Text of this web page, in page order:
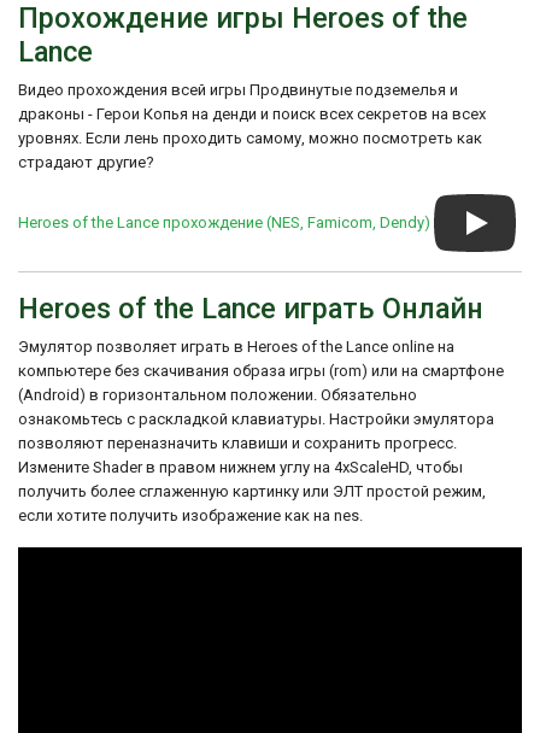
Canyon. Она была создана совместно с
авторами настольной игры Dungeons &
Dragons, чтобы предложить игрокам
возможность погрузиться в мир фэнтези и
испытать атмосферу приключений,
характерную для Dungeons & Dragons.
Хотя игра получила некоторую
критиков, она не стала широко известной
или коммерчески успешной. Однако она
историческим артефактом для фанатов
Прохождение игры Heroes of the
Lance
Видео прохождения всей игры Продвинутые подземелья и
драконы - Герои Копья на денди и поиск всех секретов на всех
уровнях. Если лень проходить самому, можно посмотреть как
страдают другие?
Heroes of the Lance прохождение (NES, Famicom, Dendy)
Heroes of the Lance играть Онлайн
Эмулятор позволяет играть в Heroes of the Lance online на
компьютере без скачивания образа игры (rom) или на смартфоне
(Android) в горизонтальном положении. Обязательно
ознакомьтесь с раскладкой клавиатуры. Настройки эмулятора
позволяют переназначить клавиши и сохранить прогресс.
Измените Shader в правом нижнем углу на 4xScaleHD, чтобы
получить более сглаженную картинку или ЭЛТ простой режим,
если хотите получить изображение как на nes.